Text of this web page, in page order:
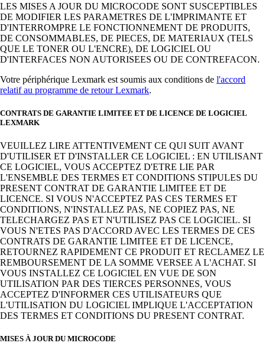
LES MISES A JOUR DU MICROCODE SONT SUSCEPTIBLES
DE MODIFIER LES PARAMETRES DE L'IMPRIMANTE ET
D'INTERROMPRE LE FONCTIONNEMENT DE PRODUITS,
DE CONSOMMABLES, DE PIECES, DE MATERIAUX (TELS
QUE LE TONER OU L'ENCRE), DE LOGICIEL OU
D'INTERFACES NON AUTORISEES OU DE CONTREFACON.
Votre périphérique Lexmark est soumis aux conditions de l'accord
relatif au programme de retour Lexmark.
CONTRATS DE GARANTIE LIMITEE ET DE LICENCE DE LOGICIEL
LEXMARK
VEUILLEZ LIRE ATTENTIVEMENT CE QUI SUIT AVANT
D'UTILISER ET D'INSTALLER CE LOGICIEL : EN UTILISANT
CE LOGICIEL, VOUS ACCEPTEZ D'ETRE LIE PAR
L'ENSEMBLE DES TERMES ET CONDITIONS STIPULES DU
PRESENT CONTRAT DE GARANTIE LIMITEE ET DE
LICENCE. SI VOUS N'ACCEPTEZ PAS CES TERMES ET
CONDITIONS, N'INSTALLEZ PAS, NE COPIEZ PAS, NE
TELECHARGEZ PAS ET N'UTILISEZ PAS CE LOGICIEL. SI
VOUS N'ETES PAS D'ACCORD AVEC LES TERMES DE CES
CONTRATS DE GARANTIE LIMITEE ET DE LICENCE,
RETOURNEZ RAPIDEMENT CE PRODUIT ET RECLAMEZ LE
REMBOURSEMENT DE LA SOMME VERSEE A L'ACHAT. SI
VOUS INSTALLEZ CE LOGICIEL EN VUE DE SON
UTILISATION PAR DES TIERCES PERSONNES, VOUS
ACCEPTEZ D'INFORMER CES UTILISATEURS QUE
L'UTILISATION DU LOGICIEL IMPLIQUE L'ACCEPTATION
DES TERMES ET CONDITIONS DU PRESENT CONTRAT.
MISES À JOUR DU MICROCODE